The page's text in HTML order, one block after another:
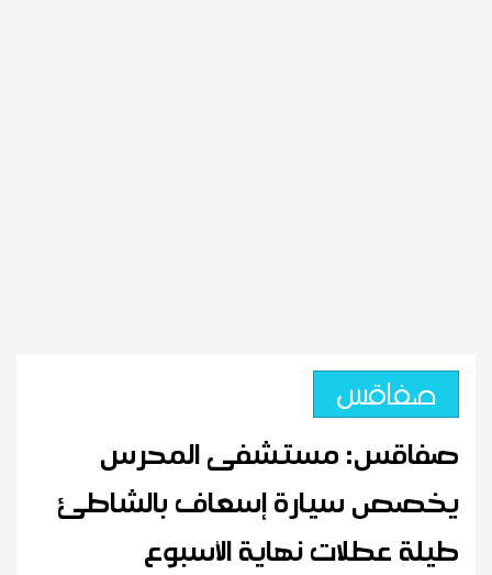
صفاقس
صفاقس: مستشفى المحرس
يخصص سيارة إسعاف بالشاطئ
طيلة عطلات نهاية الأسبوع